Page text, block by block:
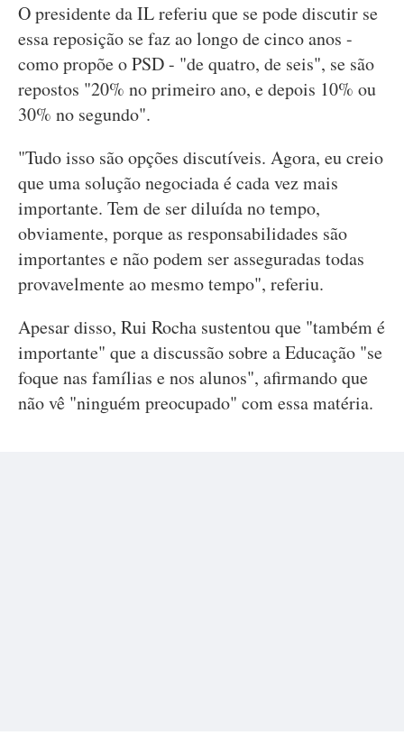
O presidente da IL referiu que se pode discutir se
essa reposição se faz ao longo de cinco anos -
como propõe o PSD - "de quatro, de seis", se são
repostos "20% no primeiro ano, e depois 10% ou
30% no segundo".
"Tudo isso são opções discutíveis. Agora, eu creio
que uma solução negociada é cada vez mais
importante. Tem de ser diluída no tempo,
obviamente, porque as responsabilidades são
importantes e não podem ser asseguradas todas
provavelmente ao mesmo tempo", referiu.
Apesar disso, Rui Rocha sustentou que "também é
importante" que a discussão sobre a Educação "se
foque nas famílias e nos alunos", afirmando que
não vê "ninguém preocupado" com essa matéria.